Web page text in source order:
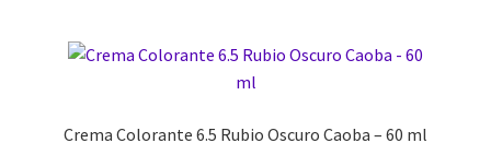
Crema Colorante 6.5 Rubio Oscuro Caoba – 60 ml